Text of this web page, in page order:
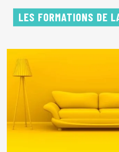
LES FORMATIONS DE